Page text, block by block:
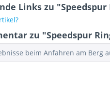
Links zu "Speedspur
zu "Speedspur
beim Anfahren am Berg